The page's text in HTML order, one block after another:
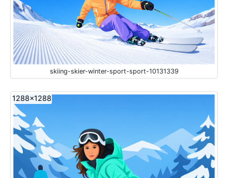
skiing-skier-winter-sport-sport-10131339
1288x1288